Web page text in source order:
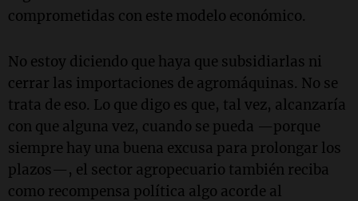
comprometidas con este modelo económico.
No estoy diciendo que haya que subsidiarlas ni
cerrar las importaciones de agromáquinas. No se
trata de eso. Lo que digo es que, tal vez, alcanzaría
con que alguna vez, cuando se pueda —porque
siempre hay una buena excusa para prolongar los
plazos—, el sector agropecuario también reciba
como recompensa política algo acorde al